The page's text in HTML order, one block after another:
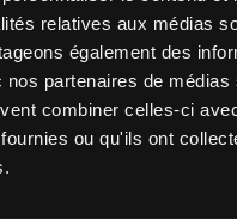
relatives aux médias
également des
partenaires de médias
combiner celles-ci
ou qu'ils ont